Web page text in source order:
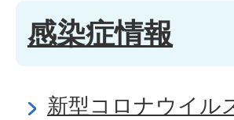
感染症情報
新型コロナウイル